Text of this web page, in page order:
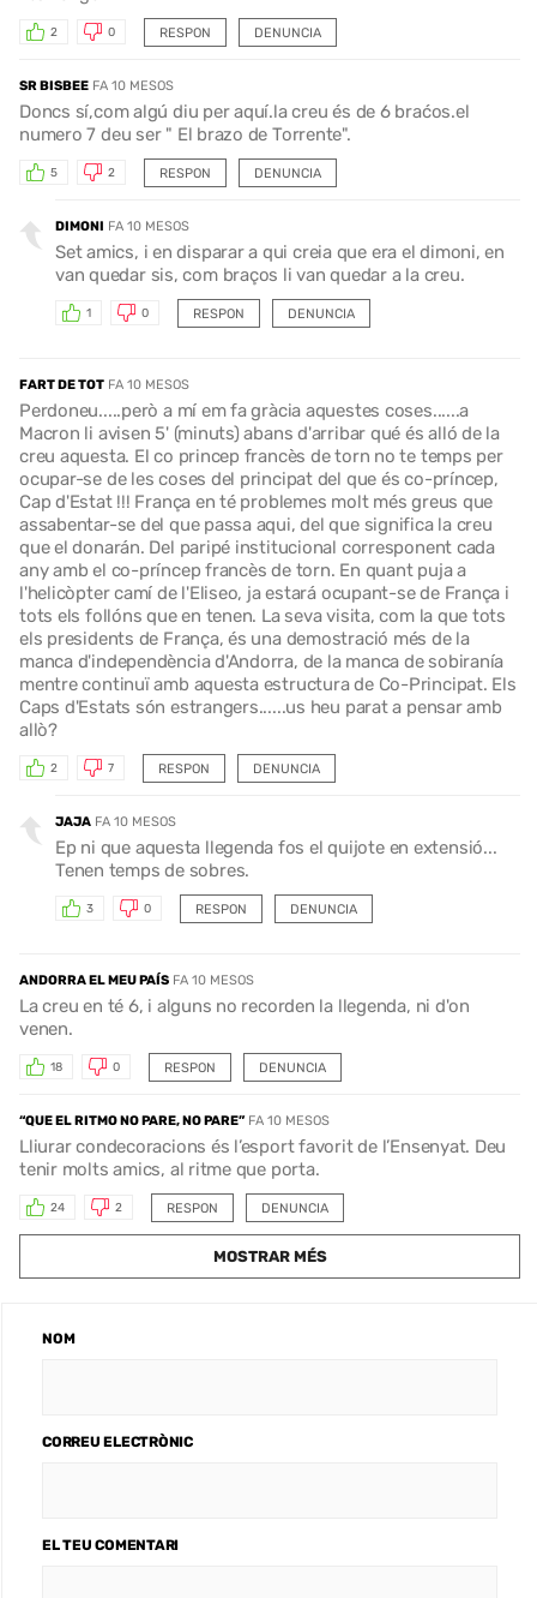
RESPON
2 0 DENUNCIA
SR BISBEE FA 10 MESOS
Doncs sí,com algú diu per aquí.la creu és de 6 braćos.el
numero 7 deu ser " El brazo de Torrente".
RESPON
5 2 DENUNCIA
DIMONI FA 10 MESOS
Set amics, i en disparar a qui creia que era el dimoni, en
van quedar sis, com braços li van quedar a la creu.
RESPON
1 0 DENUNCIA
FART DE TOT FA 10 MESOS
Perdoneu.....però a mí em fa gràcia aquestes coses......a
Macron li avisen 5' (minuts) abans d'arribar qué és alló de la
creu aquesta. El co princep francès de torn no te temps per
ocupar-se de les coses del principat del que és co-príncep,
Cap d'Estat !!! França en té problemes molt més greus que
assabentar-se del que passa aqui, del que significa la creu
que el donarán. Del paripé institucional corresponent cada
any amb el co-príncep francès de torn. En quant puja a
l'helicòpter camí de l'Eliseo, ja estará ocupant-se de França i
tots els follóns que en tenen. La seva visita, com la que tots
els presidents de França, és una demostració més de la
manca d'independència d'Andorra, de la manca de sobiranía
mentre continuï amb aquesta estructura de Co-Principat. Els
Caps d'Estats són estrangers......us heu parat a pensar amb
allò?
RESPON
2 7 DENUNCIA
JAJA FA 10 MESOS
Ep ni que aquesta llegenda fos el quijote en extensió...
Tenen temps de sobres.
RESPON
3 0 DENUNCIA
ANDORRA EL MEU PAÍS FA 10 MESOS
La creu en té 6, i alguns no recorden la llegenda, ni d'on
venen.
RESPON
18 0 DENUNCIA
“QUE EL RITMO NO PARE, NO PARE” FA 10 MESOS
Lliurar condecoracions és l’esport favorit de l’Ensenyat. Deu
tenir molts amics, al ritme que porta.
RESPON
24 2 DENUNCIA
MOSTRAR MÉS
NOM
CORREU ELECTRÒNIC
EL TEU COMENTARI